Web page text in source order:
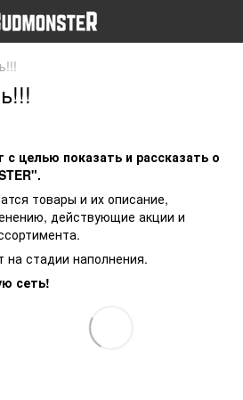
целью показать и рассказать о
товары и их описание,
действующие акции и
стадии наполнения.
сеть!